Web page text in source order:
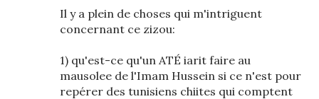
Il y a plein de choses qui m'intriguent
concernant ce zizou:
1) qu'est-ce qu'un ATÉ iarit faire au
mausolee de l'Imam Hussein si ce n'est pour
repérer des tunisiens chiites qui comptent